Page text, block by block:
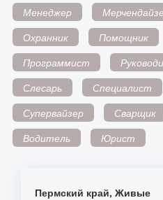
Менеджер
Охранник
Помощник
Программист
Слесарь
Специалист
Супервайзер
Сварщик
Водитель
Юрист
Пермский край, Живые